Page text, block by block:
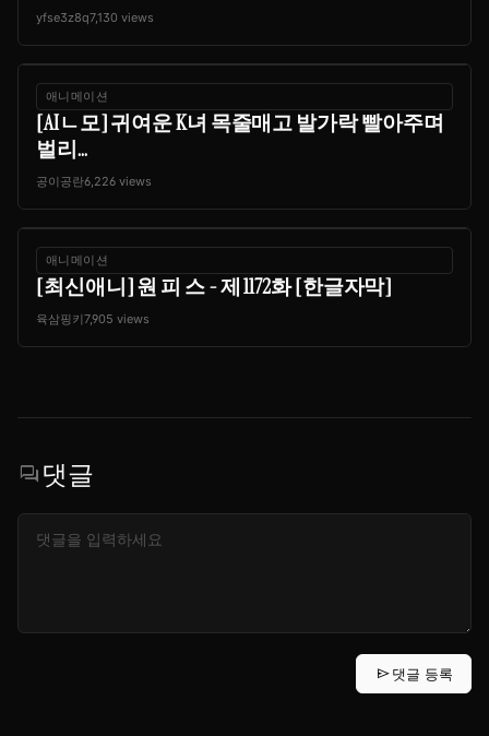
yfse3z8q7,130 views
애니메이션
[AIㄴ모] 귀여운 K녀 목줄매고 발가락 빨아주며
벌리...
공이공란6,226 views
애니메이션
[최신애니] 원 피 스 - 제 1172화 [한글자막]
육삼핑키7,905 views
forum댓글
send댓글 등록